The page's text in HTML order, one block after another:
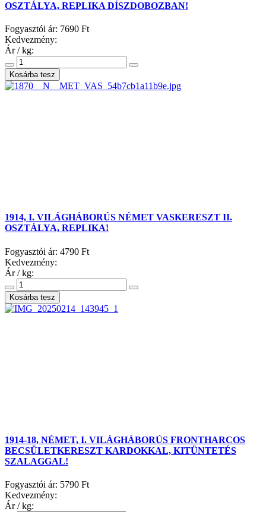
OSZTÁLYA, REPLIKA DÍSZDOBOZBAN!
Fogyasztói ár: 7690 Ft
Kedvezmény:
Ár / kg:
1914, I. VILÁGHÁBORÚS NÉMET VASKERESZT II.
OSZTÁLYA, REPLIKA!
Fogyasztói ár: 4790 Ft
Kedvezmény:
Ár / kg:
1914-18, NÉMET, I. VILÁGHÁBORÚS FRONTHARCOS
BECSÜLETKERESZT KARDOKKAL, KITÜNTETÉS
SZALAGGAL!
Fogyasztói ár: 5790 Ft
Kedvezmény:
Ár / kg: